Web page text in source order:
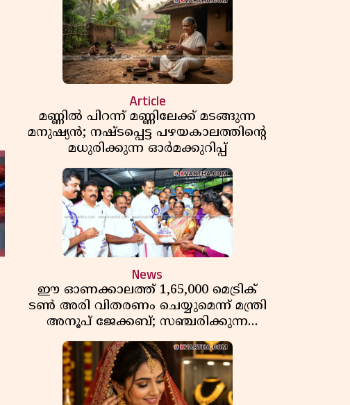
Article
മണ്ണിൽ പിറന്ന് മണ്ണിലേക്ക് മടങ്ങുന്ന
മനുഷ്യൻ; നഷ്ടപ്പെട്ട പഴയകാലത്തിൻ്റെ
മധുരിക്കുന്ന ഓർമക്കുറിപ്പ്
News
ഈ ഓണക്കാലത്ത് 1,65,000 മെട്രിക്
ടൺ അരി വിതരണം ചെയ്യുമെന്ന് മന്ത്രി
അനൂപ് ജേക്കബ്; സഞ്ചരിക്കുന്ന
റേഷൻ കടകൾക്ക് തുടക്കം